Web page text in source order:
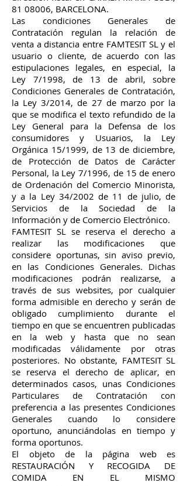
81 08006, BARCELONA.
Las condiciones Generales de
Contratación regulan la relación de
venta a distancia entre FAMTESIT SL y el
usuario o cliente, de acuerdo con las
estipulaciones legales, en especial, la
Ley 7/1998, de 13 de abril, sobre
Condiciones Generales de Contratación,
la Ley 3/2014, de 27 de marzo por la
que se modifica el texto refundido de la
Ley General para la Defensa de los
consumidores y Usuarios, la Ley
Orgánica 15/1999, de 13 de diciembre,
de Protección de Datos de Carácter
Personal, la Ley 7/1996, de 15 de enero
de Ordenación del Comercio Minorista,
y a la Ley 34/2002 de 11 de julio, de
Servicios de la Sociedad de la
Información y de Comercio Electrónico.
FAMTESIT SL se reserva el derecho a
realizar las modificaciones que
considere oportunas, sin aviso previo,
en las Condiciones Generales. Dichas
modificaciones podrán realizarse, a
través de sus websites, por cualquier
forma admisible en derecho y serán de
obligado cumplimiento durante el
tiempo en que se encuentren publicadas
en la web y hasta que no sean
modificadas válidamente por otras
posteriores. No obstante, FAMTESIT SL
se reserva el derecho de aplicar, en
determinados casos, unas Condiciones
Particulares de Contratación con
preferencia a las presentes Condiciones
Generales cuando lo considere
oportuno, anunciándolas en tiempo y
forma oportunos.
El objeto de la página web es
RESTAURACIÓN Y RECOGIDA DE
COMIDA EN EL MISMO